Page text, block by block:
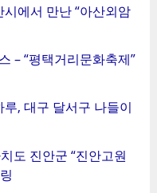
에서 만난 “아산외암
– “평택거리문화축제”
, 대구 달서구 나들이
도 진안군 “진안고원